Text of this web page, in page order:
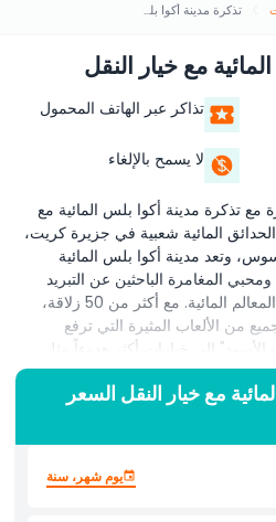
تذكرة مدينة أكوا بلس المائية مع خيار النقل
مع خيار النقل
تذاكر عبر الهاتف المحمول
لا يسمح بالإلغاء
تذكرة مدينة أكوا بلس المائية مع
الحدائق المائية شعبية في جزيرة كريت،
وتعد مدينة أكوا بلس المائية
ومحبي المغامرة الباحثين عن التبريد
والاستمتاع بمجموعة واسعة من المعالم المائية. مع أكثر من 50 زلاقة،
من الألعاب المثيرة التي ترفع
الأسود" إلى خيارات أكثر هدوءاً مثل
للأطفال. الحديقة مُزَّينة بحدائق غنّاء
المغامرات. اختر التذكرة مع خيار
في ذلك الالتقاط والتوصيل المريح من
مرافق عالية المستوى، إشراف منقذي
أطعمة محلية ودولية، تضمن أكوا بلس
سواء كنت تخطط ليوم عائلي ممتع،
مع خيار النقل السعر
يوم شهر، سنة